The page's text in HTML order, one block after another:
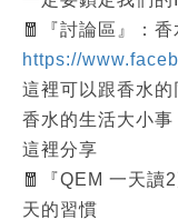
🧧『討論區』：
https://
這裡可以跟香水
香水的生活大小
這裡分享
🧧『QEM 一天讀
天的習慣